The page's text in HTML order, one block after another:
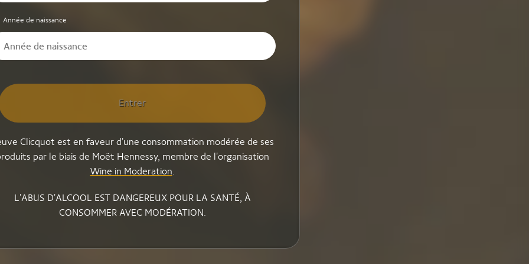
Année de naissance
Entrer
Clicquot est en faveur d'une consommation modérée de ses
par le biais de Moët Hennessy, membre de l'organisation
Wine in Moderation.
L'ABUS D'ALCOOL EST DANGEREUX POUR LA SANTÉ, À
CONSOMMER AVEC MODÉRATION.